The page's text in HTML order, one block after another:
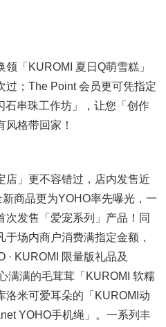
「KUROMI 夏日Q萌雪糕」
过；The Point 会员更可凭指定
石串珠工作坊」，让您「创作
格带回家！
店」更不容错过，店内发售近
商品更为YOHO率先曝光，一
发售「爱宠系列」产品！同
场内商户消费满指定金额，
· KUROMI 限量版礼品及
满满的毛茸茸「KUROMI 软糯
洛米可爱耳朵的「KUROMI动
YOHO手机绳」。一系列丰